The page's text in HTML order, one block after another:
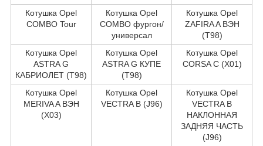
Котушка Opel
COMBO Tour
Котушка Opel
COMBO фургон/
универсал
Котушка Opel
ZAFIRA A ВЭН
(T98)
Котушка Opel
ASTRA G
КАБРИОЛЕТ (T98)
Котушка Opel
ASTRA G КУПЕ
(T98)
Котушка Opel
CORSA C (X01)
Котушка Opel
MERIVA A ВЭН
(X03)
Котушка Opel
VECTRA B (J96)
Котушка Opel
VECTRA B
НАКЛОННАЯ
ЗАДНЯЯ ЧАСТЬ
(J96)